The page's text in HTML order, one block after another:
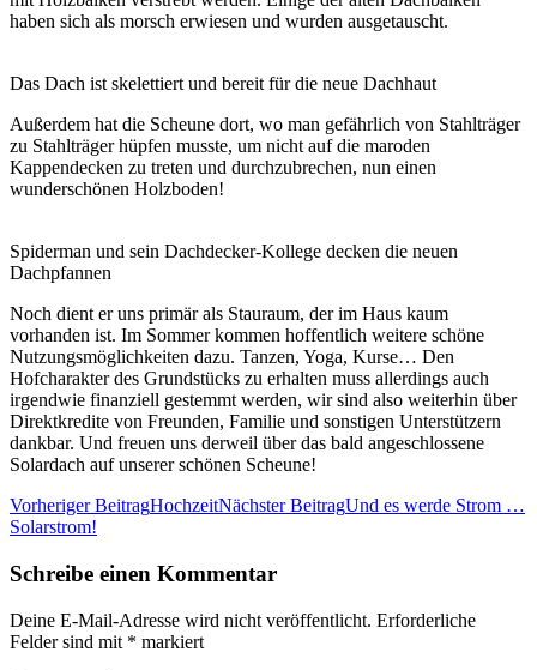
haben sich als morsch erwiesen und wurden ausgetauscht.
Das Dach ist skelettiert und bereit für die neue Dachhaut
Außerdem hat die Scheune dort, wo man gefährlich von Stahlträger
zu Stahlträger hüpfen musste, um nicht auf die maroden
Kappendecken zu treten und durchzubrechen, nun einen
wunderschönen Holzboden!
Spiderman und sein Dachdecker-Kollege decken die neuen
Dachpfannen
Noch dient er uns primär als Stauraum, der im Haus kaum
vorhanden ist. Im Sommer kommen hoffentlich weitere schöne
Nutzungsmöglichkeiten dazu. Tanzen, Yoga, Kurse… Den
Hofcharakter des Grundstücks zu erhalten muss allerdings auch
irgendwie finanziell gestemmt werden, wir sind also weiterhin über
Direktkredite von Freunden, Familie und sonstigen Unterstützern
dankbar. Und freuen uns derweil über das bald angeschlossene
Solardach auf unserer schönen Scheune!
Beitrags-
Navigation
Vorheriger BeitragHochzeitNächster BeitragUnd es werde Strom …
Solarstrom!
Schreibe einen Kommentar
Deine E-Mail-Adresse wird nicht veröffentlicht. Erforderliche
Felder sind mit * markiert